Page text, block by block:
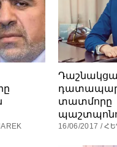
տատմորը
16/06/2017 /